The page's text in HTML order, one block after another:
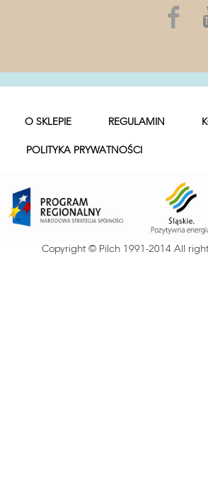
O SKLEPIE REGULAMIN
POLITYKA PRYWATNOŚCI
Copyright © Pilch 1991-2014 All